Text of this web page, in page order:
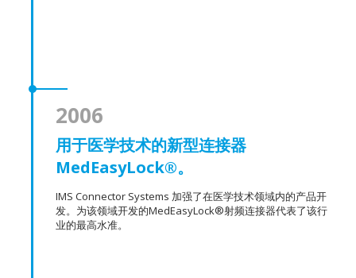
2006
用于医学技术的新型连接器
MedEasyLock®。
IMS Connector Systems 加强了在医学技术领域内的产品开
发。为该领域开发的MedEasyLock®射频连接器代表了该行
业的最高水准。